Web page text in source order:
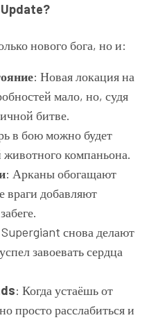
Update?
нового бога, но и:
: Новая локация на
мало, но, судя
битве.
в бою можно будет
животного компаньона.
: Арканы обогащают
враги добавляют
снова делают
завоевать сердца
: Когда устаёшь от
просто расслабиться и